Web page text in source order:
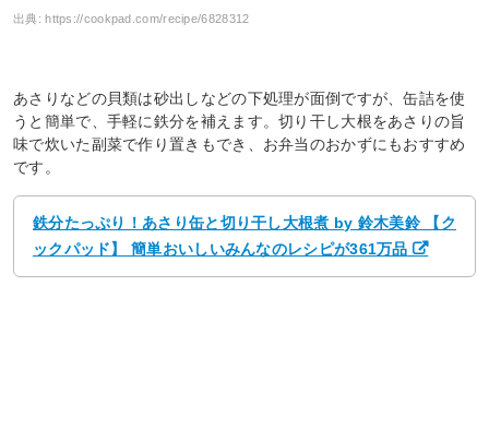
出典:https://cookpad.com/recipe/6828312
あさりなどの貝類は砂出しなどの下処理が面倒ですが、缶詰を使
うと簡単で、手軽に鉄分を補えます。切り干し大根をあさりの旨
味で炊いた副菜で作り置きもでき、お弁当のおかずにもおすすめ
です。
鉄分たっぷり！あさり缶と切り干し大根煮 by 鈴木美鈴 【ク
ックパッド】 簡単おいしいみんなのレシピが361万品